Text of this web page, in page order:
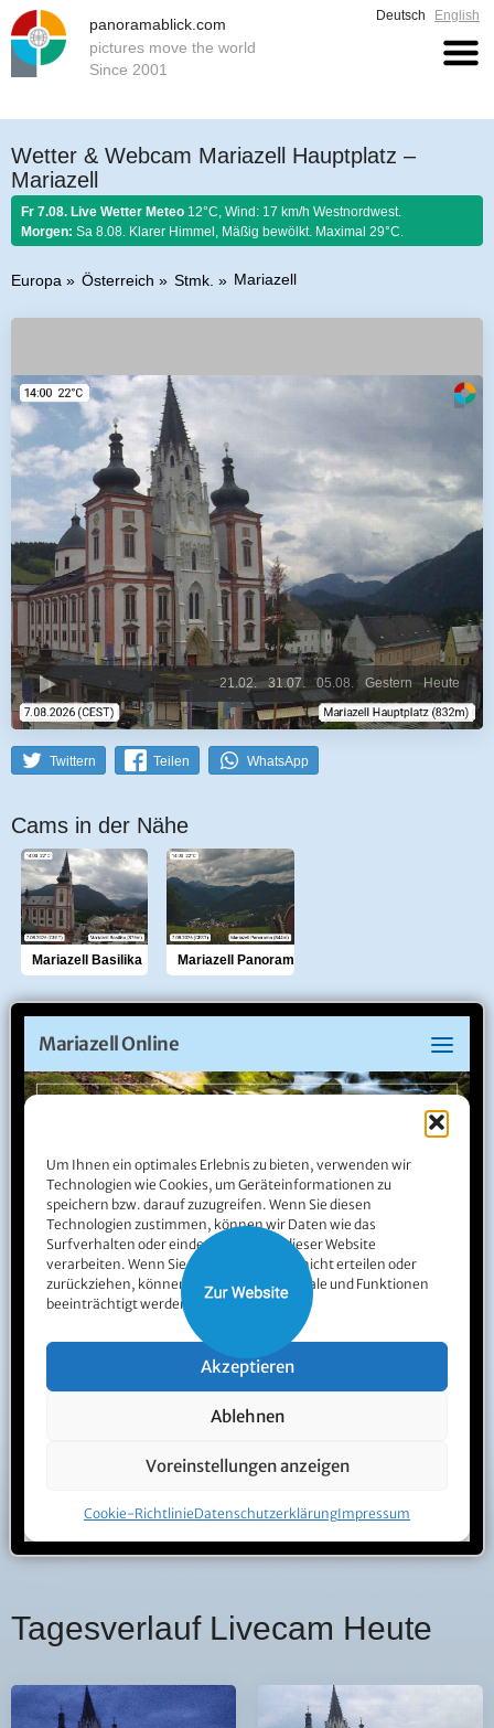
panoramablick.com
pictures move the world
Since 2001
Deutsch English
Wetter & Webcam Mariazell Hauptplatz –
Mariazell
Fr 7.08. Live Wetter Meteo 12°C, Wind: 17 km/h Westnordwest.
Morgen: Sa 8.08. Klarer Himmel, Mäßig bewölkt. Maximal 29°C.
Europa Österreich Stmk. Mariazell
Heute
Gestern
05.08.
31.07.
21.02.
Twittern Teilen WhatsApp
Cams in der Nähe
Mariazell Basilika Mariazell Panorama
Tagesverlauf Livecam Heute